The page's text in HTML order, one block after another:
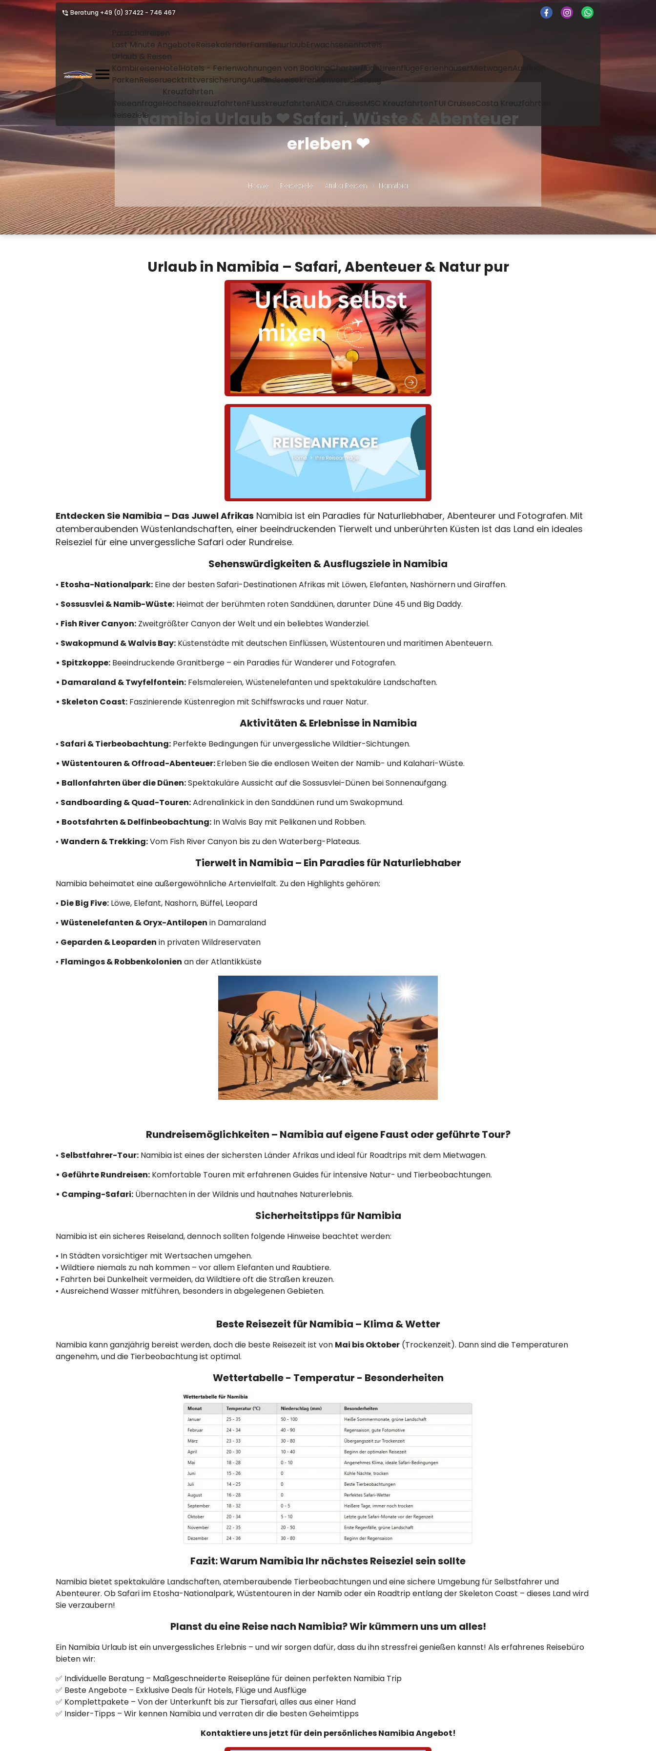
Beratung +49 (0) 37422 - 746 467
Pauschalreisen
Last Minute AngeboteReisekalenderFamilienurlaubErwachsenenhotels
Urlaub & Reisen
KombireisenHotelHotels - Ferienwohnungen von BookingCharterflügeLinienflügeFerienhäuserMietwagenAusflüge
ParkenReiseruecktrittversicherungAuslandsreisekrankenversicherung
Reiseanfrage
Kreuzfahrten
HochseekreuzfahrtenFlusskreuzfahrtenAIDA CruisesMSC KreuzfahrtenTUI CruisesCosta Kreuzfahrten
ReisezieleNamibia Urlaub ❤ Safari, Wüste & Abenteuer
erleben ❤
Home Reiseziele Afrika Reisen Namibia
Urlaub in Namibia – Safari, Abenteuer & Natur pur
Entdecken Sie Namibia – Das Juwel Afrikas Namibia ist ein Paradies für Naturliebhaber, Abenteurer und Fotografen. Mit
atemberaubenden Wüstenlandschaften, einer beeindruckenden Tierwelt und unberührten Küsten ist das Land ein ideales
Reiseziel für eine unvergessliche Safari oder Rundreise.
Sehenswürdigkeiten & Ausflugsziele in Namibia
• Etosha-Nationalpark: Eine der besten Safari-Destinationen Afrikas mit Löwen, Elefanten, Nashörnern und Giraffen.
• Sossusvlei & Namib-Wüste: Heimat der berühmten roten Sanddünen, darunter Düne 45 und Big Daddy.
• Fish River Canyon: Zweitgrößter Canyon der Welt und ein beliebtes Wanderziel.
• Swakopmund & Walvis Bay: Küstenstädte mit deutschen Einflüssen, Wüstentouren und maritimen Abenteuern.
• Spitzkoppe: Beeindruckende Granitberge – ein Paradies für Wanderer und Fotografen.
• Damaraland & Twyfelfontein: Felsmalereien, Wüstenelefanten und spektakuläre Landschaften.
• Skeleton Coast: Faszinierende Küstenregion mit Schiffswracks und rauer Natur.
Aktivitäten & Erlebnisse in Namibia
• Safari & Tierbeobachtung: Perfekte Bedingungen für unvergessliche Wildtier-Sichtungen.
• Wüstentouren & Offroad-Abenteuer:Erleben Sie die endlosen Weiten der Namib- und Kalahari-Wüste.
• Ballonfahrten über die Dünen:Spektakuläre Aussicht auf die Sossusvlei-Dünen bei Sonnenaufgang.
• Sandboarding & Quad-Touren:Adrenalinkick in den Sanddünen rund um Swakopmund.
• Bootsfahrten & Delfinbeobachtung: In Walvis Bay mit Pelikanen und Robben.
• Wandern & Trekking:Vom Fish River Canyon bis zu den Waterberg-Plateaus.
Tierwelt in Namibia – Ein Paradies für Naturliebhaber
Namibia beheimatet eine außergewöhnliche Artenvielfalt. Zu den Highlights gehören:
• Die Big Five: Löwe, Elefant, Nashorn, Büffel, Leopard
• Wüstenelefanten & Oryx-Antilopen in Damaraland
• Geparden & Leoparden in privaten Wildreservaten
• Flamingos & Robbenkolonien an der Atlantikküste
Rundreisemöglichkeiten – Namibia auf eigene Faust oder geführte Tour?
• Selbstfahrer-Tour: Namibia ist eines der sichersten Länder Afrikas und ideal für Roadtrips mit dem Mietwagen.
• Geführte Rundreisen: Komfortable Touren mit erfahrenen Guides für intensive Natur- und Tierbeobachtungen.
• Camping-Safari: Übernachten in der Wildnis und hautnahes Naturerlebnis.
Sicherheitstipps für Namibia
Namibia ist ein sicheres Reiseland, dennoch sollten folgende Hinweise beachtet werden:
• In Städten vorsichtiger mit Wertsachen umgehen.
• Wildtiere niemals zu nah kommen – vor allem Elefanten und Raubtiere.
• Fahrten bei Dunkelheit vermeiden, da Wildtiere oft die Straßen kreuzen.
• Ausreichend Wasser mitführen, besonders in abgelegenen Gebieten.
Beste Reisezeit für Namibia – Klima & Wetter
Namibia kann ganzjährig bereist werden, doch die beste Reisezeit ist von Mai bis Oktober (Trockenzeit). Dann sind die Temperaturen
angenehm, und die Tierbeobachtung ist optimal.
Wettertabelle - Temperatur - Besonderheiten
Fazit: Warum Namibia Ihr nächstes Reiseziel sein sollte
Namibia bietet spektakuläre Landschaften, atemberaubende Tierbeobachtungen und eine sichere Umgebung für Selbstfahrer und
Abenteurer. Ob Safari im Etosha-Nationalpark, Wüstentouren in der Namib oder ein Roadtrip entlang der Skeleton Coast – dieses Land wird
Sie verzaubern!
Planst du eine Reise nach Namibia? Wir kümmern uns um alles!
Ein Namibia Urlaub ist ein unvergessliches Erlebnis – und wir sorgen dafür, dass du ihn stressfrei genießen kannst! Als erfahrenes Reisebüro
bieten wir:
✅ Individuelle Beratung – Maßgeschneiderte Reisepläne für deinen perfekten Namibia Trip
✅ Beste Angebote – Exklusive Deals für Hotels, Flüge und Ausflüge
✅ Komplettpakete – Von der Unterkunft bis zur Tiersafari, alles aus einer Hand
✅ Insider-Tipps – Wir kennen Namibia und verraten dir die besten Geheimtipps
Kontaktiere uns jetzt für dein persönliches Namibia Angebot!